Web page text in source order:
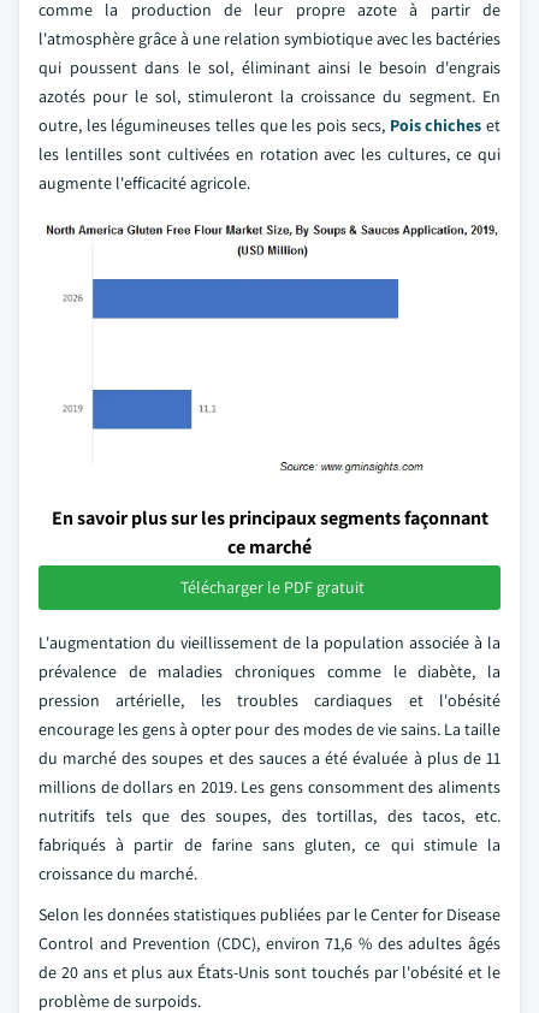
comme la production de leur propre azote à partir de
l'atmosphère grâce à une relation symbiotique avec les bactéries
qui poussent dans le sol, éliminant ainsi le besoin d'engrais
azotés pour le sol, stimuleront la croissance du segment. En
outre, les légumineuses telles que les pois secs, Pois chiches et
les lentilles sont cultivées en rotation avec les cultures, ce qui
augmente l'efficacité agricole.
En savoir plus sur les principaux segments façonnant
ce marché
Télécharger le PDF gratuit
L'augmentation du vieillissement de la population associée à la
prévalence de maladies chroniques comme le diabète, la
pression artérielle, les troubles cardiaques et l'obésité
encourage les gens à opter pour des modes de vie sains. La taille
du marché des soupes et des sauces a été évaluée à plus de 11
millions de dollars en 2019. Les gens consomment des aliments
nutritifs tels que des soupes, des tortillas, des tacos, etc.
fabriqués à partir de farine sans gluten, ce qui stimule la
croissance du marché.
Selon les données statistiques publiées par le Center for Disease
Control and Prevention (CDC), environ 71,6 % des adultes âgés
de 20 ans et plus aux États-Unis sont touchés par l'obésité et le
problème de surpoids.